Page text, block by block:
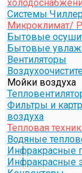
Системы
Микроклимат/
Бытовые
Бытовые
Вентиляторы
Мойки воздуха
Фильтры и
воздуха
Тепловая
Водяные
Инфракрасные
Инфракрасные